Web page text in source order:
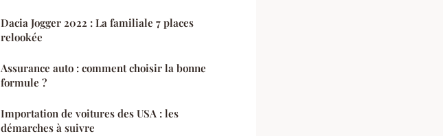
Dacia Jogger 2022 : La familiale 7 places
relookée
Assurance auto : comment choisir la bonne
formule ?
Importation de voitures des USA : les
démarches à suivre